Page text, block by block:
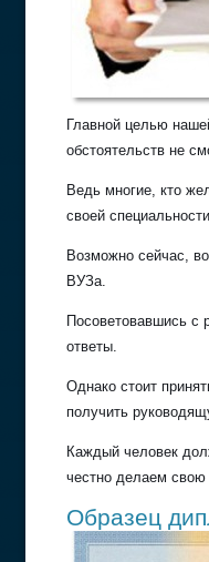
Главной целью
обстоятельств не
Ведь многие, кто
своей
Возможно сейчас,
ВУЗа.
Посоветовавшись с
ответы.
Однако стоит
получить
Каждый человек
честно делаем
Образец